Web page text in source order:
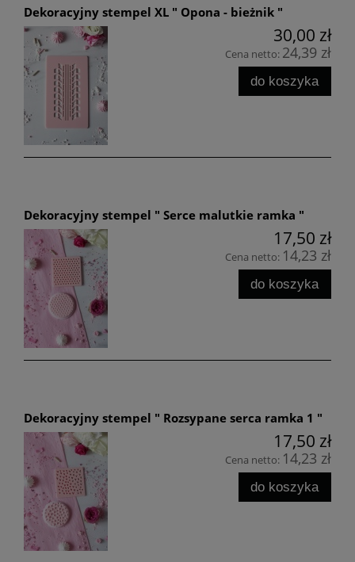
Dekoracyjny stempel XL " Opona - bieżnik "
30,00 zł
Cena netto: 24,39 zł
do koszyka
Dekoracyjny stempel " Serce malutkie ramka "
17,50 zł
Cena netto: 14,23 zł
do koszyka
Dekoracyjny stempel " Rozsypane serca ramka 1 "
17,50 zł
Cena netto: 14,23 zł
do koszyka